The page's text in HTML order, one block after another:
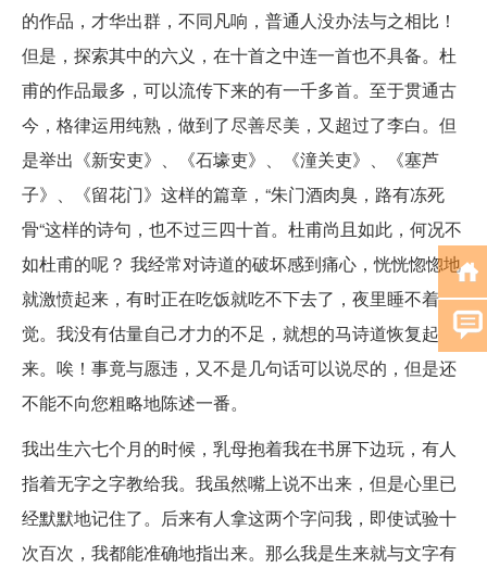
的作品，才华出群，不同凡响，普通人没办法与之相比！
但是，探索其中的六义，在十首之中连一首也不具备。杜
甫的作品最多，可以流传下来的有一千多首。至于贯通古
今，格律运用纯熟，做到了尽善尽美，又超过了李白。但
是举出《新安吏》、《石壕吏》、《潼关吏》、《塞芦
子》、《留花门》这样的篇章，“朱门酒肉臭，路有冻死
骨“这样的诗句，也不过三四十首。杜甫尚且如此，何况不
如杜甫的呢？ 我经常对诗道的破坏感到痛心，恍恍惚惚地
就激愤起来，有时正在吃饭就吃不下去了，夜里睡不着
觉。我没有估量自己才力的不足，就想的马诗道恢复起
来。唉！事竟与愿违，又不是几句话可以说尽的，但是还
不能不向您粗略地陈述一番。
我出生六七个月的时候，乳母抱着我在书屏下边玩，有人
指着无字之字教给我。我虽然嘴上说不出来，但是心里已
经默默地记住了。后来有人拿这两个字问我，即使试验十
次百次，我都能准确地指出来。那么我是生来就与文字有